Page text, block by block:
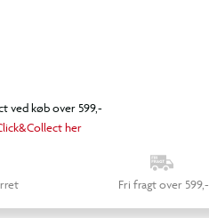
ved køb over 599,-
her
Fri fragt over 599,-